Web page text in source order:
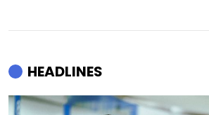
HEADLINES